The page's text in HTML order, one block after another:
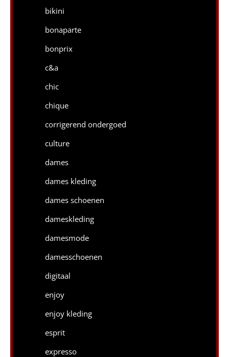
bikini
bonaparte
bonprix
c&a
chic
chique
corrigerend ondergoed
culture
dames
dames kleding
dames schoenen
dameskleding
damesmode
damesschoenen
digitaal
enjoy
enjoy kleding
esprit
expresso